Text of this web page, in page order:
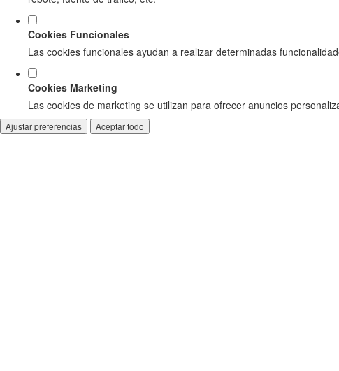
Cookies Funcionales
Las cookies funcionales ayudan a realizar determinadas
Cookies Marketing
Las cookies de marketing se utilizan para ofrecer anuncios
Ajustar preferencias Aceptar todo